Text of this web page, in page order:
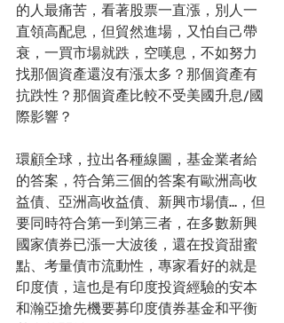
的人最痛苦，看著股票一直漲，別人一
直領高配息，但貿然進場，又怕自己帶
衰，一買市場就跌，空嘆息，不如努力
找那個資產還沒有漲太多？那個資產有
抗跌性？那個資產比較不受美國升息/國
際影響？
環顧全球，拉出各種線圖，基金業者給
的答案，符合第三個的答案有歐洲高收
益債、亞洲高收益債、新興市場債…，但
要同時符合第一到第三者，在多數新興
國家債券已漲一大波後，還在投資甜蜜
點、考量債市流動性，專家看好的就是
印度債，這也是有印度投資經驗的安本
和瀚亞搶先機要募印度債券基金和平衡